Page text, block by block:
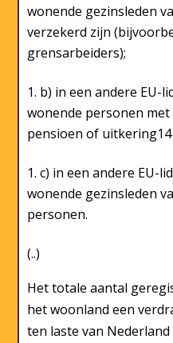
wonende gezinsleden
verzekerd zijn
grensarbeiders);
b) in een andere EU-
wonende personen
pensioen of
c) in een andere EU-
wonende gezinsleden
personen.
(..)
Het totale aantal
het woonland een
ten laste van